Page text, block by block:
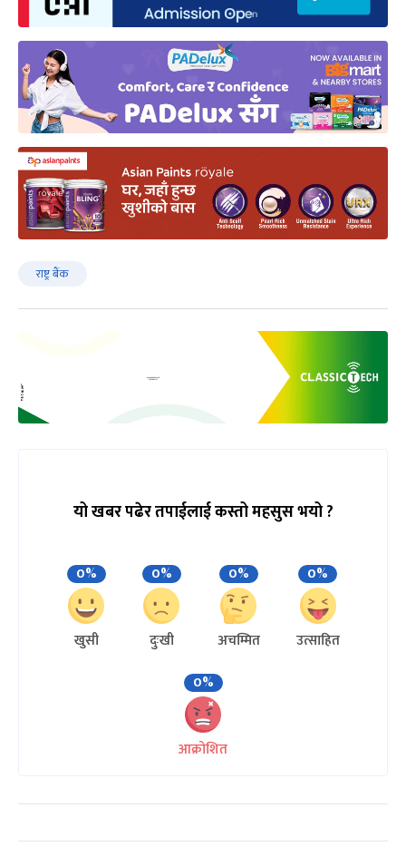
राष्ट्र बैंक
यो खबर पढेर तपाईलाई कस्तो महसुस भयो ?
0%
खुसी
0%
दुःखी
0%
अचम्मित
0%
उत्साहित
0%
आक्रोशित